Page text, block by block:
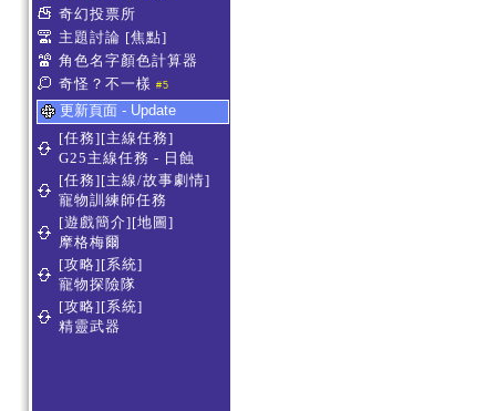
奇幻投票所
主題討論 [焦點]
角色名字顏色計算器
奇怪？不一樣 #5
更新頁面 - Update
[任務][主線任務]
G25主線任務 - 日蝕
[任務][主線/故事劇情]
寵物訓練師任務
[遊戲簡介][地圖]
摩格梅爾
[攻略][系統]
寵物探險隊
[攻略][系統]
精靈武器